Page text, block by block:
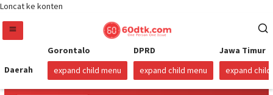
Loncat ke konten
Daerah
Gorontalo
expand child menu
DPRD
expand child menu
Jawa Timur
expand child